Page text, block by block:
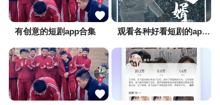
有创意的短剧app合集 观看各种好看短剧的app合集